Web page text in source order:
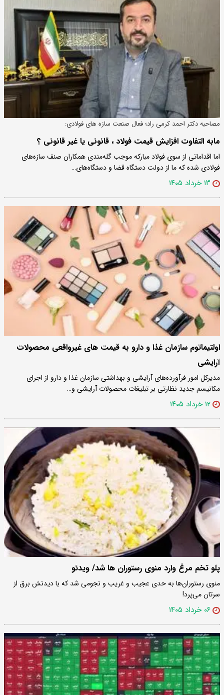
مصاحبه دکتر احمد کرمی راد؛ فعال صنعت سازه های فولادی:
مابه التفاوت افزایش قیمت فولاد ، قانونی یا غیر قانونی ؟
اما اقداماتی از سوی فولاد مبارکه موجب گله‌مندی همکاران صنف سازه‌های
فولادی شده که ما از دولت دستگاه قضا و دستگاه‌های…
۱۳ خرداد ۱۴۰۵
اولتیماتوم سازمان غذا و دارو به قیمت های غیرواقعی محصولات
آرایشی
مدیرکل امور فرآورده‌های آرایشی و بهداشتی سازمان غذا و دارو از اجرای
مکانیسم جدید نظارتی بر تبلیغات محصولات آرایشی و…
۱۲ خرداد ۱۴۰۵
پلو تخم مرغ وارد منوی رستوران ها شد/ ویدئو
منوی رستوران‌ها به حدی عجیب و غریب و نجومی شد که با دیدنش برق از
سرتان می‌پرد!
۰۶ خرداد ۱۴۰۵